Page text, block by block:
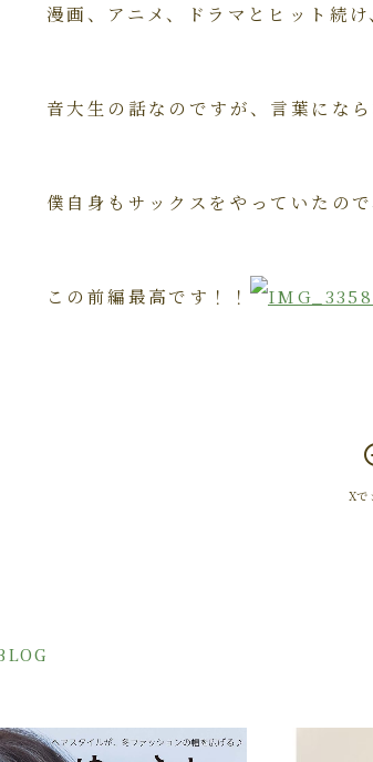
漫画、アニメ、ドラマとヒット続
音大生の話なのですが、言葉にな
僕自身もサックスをやっていたの
この前編最高です！！
Xで